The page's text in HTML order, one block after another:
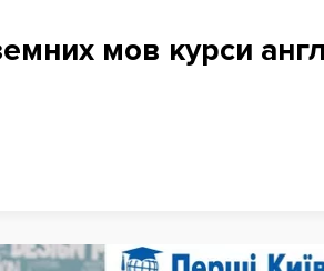
мов курси